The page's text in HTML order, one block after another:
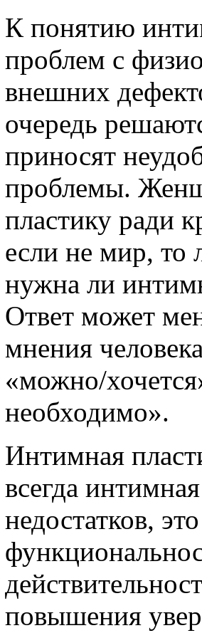
К понятию
проблем с
внешних
очередь
приносят
проблемы.
пластику ради
если не мир, то
нужна ли
Ответ может
мнения
«можно/
необходимо».
Интимная
всегда
недостатков,
повышения